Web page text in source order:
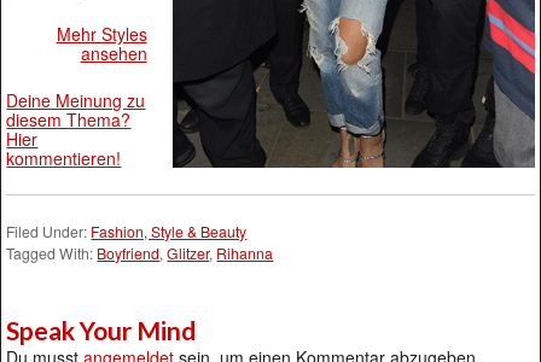
Mehr Styles
ansehen
Deine Meinung zu
diesem Thema?
Hier
kommentieren!
Filed Under: Fashion, Style & Beauty
Tagged With: Boyfriend,Glitzer, Rihanna
Speak Your Mind